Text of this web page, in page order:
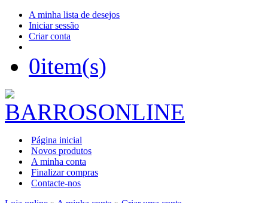
A minha lista de desejos
Iniciar sessão
Criar conta
0item(s)
Página inicial
Novos produtos
A minha conta
Finalizar compras
Contacte-nos